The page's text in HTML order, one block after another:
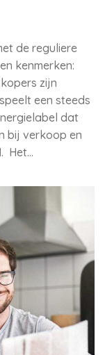
de reguliere
kenmerken:
zijn
een steeds
dat
bij verkoop en
Het…